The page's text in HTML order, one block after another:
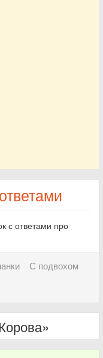
с ответами про
С подвохом